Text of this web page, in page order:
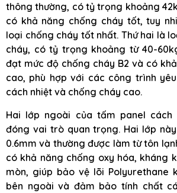
thông thường, có tỷ trọng khoảng
có khả năng chống cháy tốt, tuy
loại chống cháy tốt nhất. Thứ hai là
cháy, có tỷ trọng khoảng từ 40-
đạt mức độ chống cháy B2 và có
cao, phù hợp với các công trình
cách nhiệt và chống cháy cao.
Hai lớp ngoài của tấm panel cách
đóng vai trò quan trọng. Hai lớp
0.6mm và thường được làm từ tôn
có khả năng chống oxy hóa, kháng
mòn, giúp bảo vệ lõi Polyurethane
bên ngoài và đảm bảo tính chất